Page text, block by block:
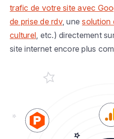
trafic de votre site avec
de prise de rdv, unesolution
culturel, etc.) directement
site internet encore plus